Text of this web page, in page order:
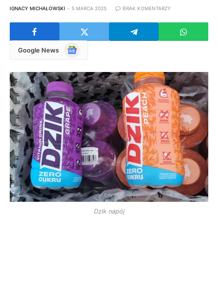
IGNACY MICHAŁOWSKI 5 MARCA 2025 BRAK KOMENTARZY
Google News
Google
Dzik napój